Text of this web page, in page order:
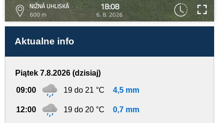
NIŽNÁ UHLISKÁ
600 m
18:08
6. 8. 2026
Aktualne info
Piątek 7.8.2026 (dzisiaj)
09:00 19 do 21 °C 4,5 mm
12:00 19 do 20 °C 0,7 mm